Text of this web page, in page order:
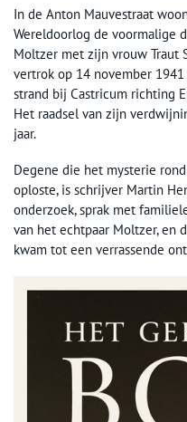
In de Anton Mauvestraat
Wereldoorlog de voormalige
Moltzer met zijn vrouw Traut
vertrok op 14 november
strand bij Castricum richting
Het raadsel van zijn
jaar.
Degene die het mysterie
oploste, is schrijver Martin
onderzoek, sprak met
van het echtpaar Moltzer, en
kwam tot een verrassende